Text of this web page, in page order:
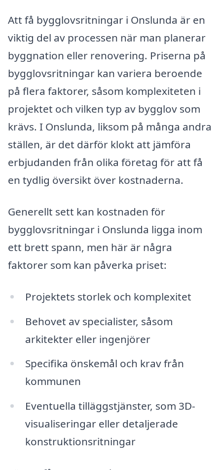
Att få bygglovsritningar i Onslunda är en
viktig del av processen när man planerar
byggnation eller renovering. Priserna på
bygglovsritningar kan variera beroende
på flera faktorer, såsom komplexiteten i
projektet och vilken typ av bygglov som
krävs. I Onslunda, liksom på många andra
ställen, är det därför klokt att jämföra
erbjudanden från olika företag för att få
en tydlig översikt över kostnaderna.
Generellt sett kan kostnaden för
bygglovsritningar i Onslunda ligga inom
ett brett spann, men här är några
faktorer som kan påverka priset:
Projektets storlek och komplexitet
Behovet av specialister, såsom
arkitekter eller ingenjörer
Specifika önskemål och krav från
kommunen
Eventuella tilläggstjänster, som 3D-
visualiseringar eller detaljerade
konstruktionsritningar